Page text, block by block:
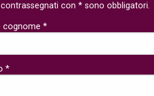
contrassegnati con * sono obbligatori.
cognome *
*